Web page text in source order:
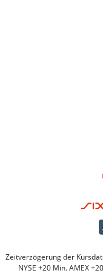
Zeitverzögerung der
NYSE +20 Min. AMEX